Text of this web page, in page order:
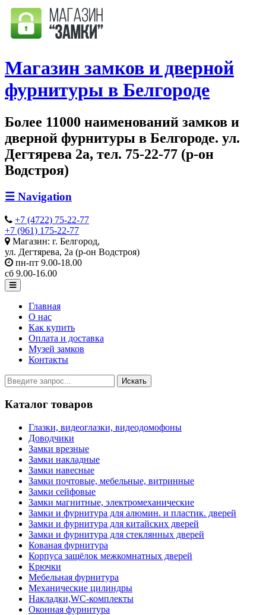
Магазин замков и дверной
фурнитуры в Белгороде
Более 11000 наименований замков и
дверной фурнитуры в Белгороде. ул.
Дегтярева 2а, тел. 75-22-77 (р-он
Водстроя)
☰ Navigation
+7 (4722) 75-22-77
+7 (961) 175-22-77
Магазин: г. Белгород,
ул. Дегтярева, 2а (р-он Водстроя)
пн-пт 9.00-18.00
сб 9.00-16.00
Главная
О нас
Как купить
Оплата и доставка
Музей замков
Контакты
Каталог товаров
Глазки, видеоглазки, видеодомофоны
Доводчики
Замки врезные
Замки накладные
Замки навесные
Замки почтовые, мебельные, витринные
Замки сейфовые
Замки магнитные, электромеханические
Замки и фурнитура для алюмин. и пластик. дверей
Замки и фурнитура для китайских дверей
Замки и фурнитура для стеклянных дверей
Кованая фурнитура
Корпуса защёлок межкомнатных дверей
Крючки
Мебельная фурнитура
Механические цилиндры
Накладки,WC-комплекты
Оконная фурнитура